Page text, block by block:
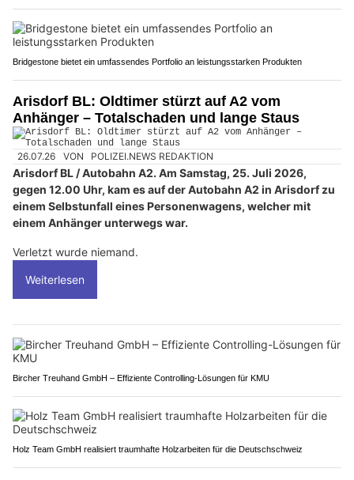
Bridgestone bietet ein umfassendes Portfolio an leistungsstarken Produkten
Arisdorf BL: Oldtimer stürzt auf A2 vom
Anhänger – Totalschaden und lange Staus
26.07.26 VON POLIZEI.NEWS REDAKTION
Arisdorf BL / Autobahn A2. Am Samstag, 25. Juli 2026,
gegen 12.00 Uhr, kam es auf der Autobahn A2 in Arisdorf zu
einem Selbstunfall eines Personenwagens, welcher mit
einem Anhänger unterwegs war.
Verletzt wurde niemand.
Weiterlesen
Bircher Treuhand GmbH – Effiziente Controlling-Lösungen für KMU
Holz Team GmbH realisiert traumhafte Holzarbeiten für die Deutschschweiz